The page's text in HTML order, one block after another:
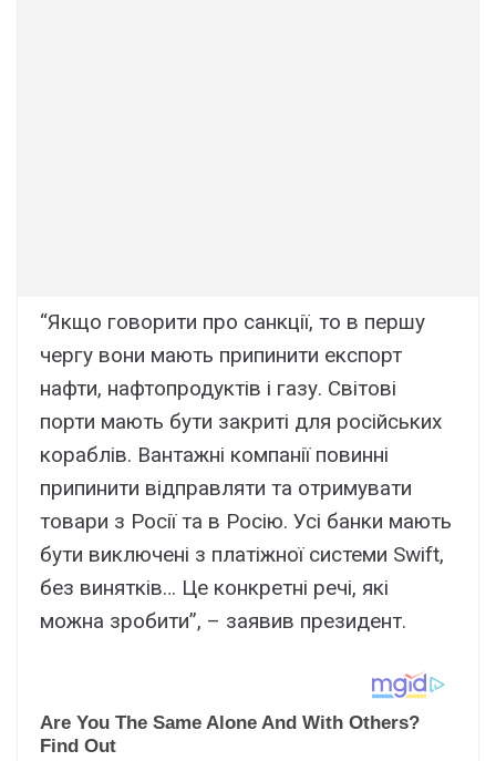
“Якщо говорити про санкції, то в першу
чергу вони мають припинити експорт
нафти, нафтопродуктів і газу. Світові
порти мають бути закриті для російських
кораблів. Вантажні компанії повинні
припинити відправляти та отримувати
товари з Росії та в Росію. Усі банки мають
бути виключені з платіжної системи Swift,
без винятків… Це конкретні речі, які
можна зробити”, – заявив президент.